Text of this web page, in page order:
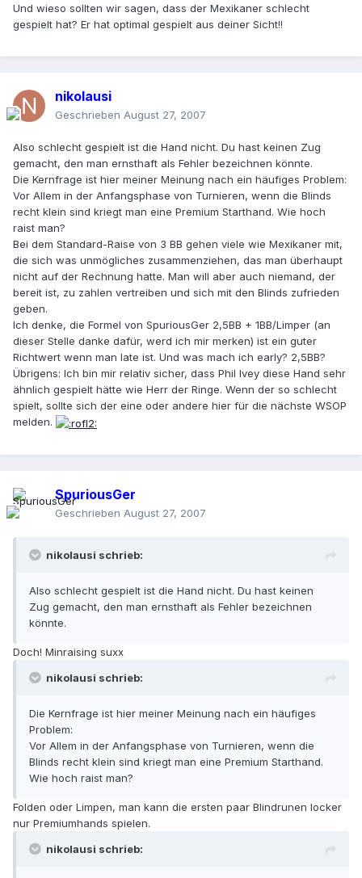
Und wieso sollten wir sagen, dass der Mexikaner schlecht
gespielt hat? Er hat optimal gespielt aus deiner Sicht!!
nikolausi
Geschrieben August 27, 2007
Also schlecht gespielt ist die Hand nicht. Du hast keinen Zug
gemacht, den man ernsthaft als Fehler bezeichnen könnte.
Die Kernfrage ist hier meiner Meinung nach ein häufiges Problem:
Vor Allem in der Anfangsphase von Turnieren, wenn die Blinds
recht klein sind kriegt man eine Premium Starthand. Wie hoch
raist man?
Bei dem Standard-Raise von 3 BB gehen viele wie Mexikaner mit,
die sich was unmögliches zusammenziehen, das man überhaupt
nicht auf der Rechnung hatte. Man will aber auch niemand, der
bereit ist, zu zahlen vertreiben und sich mit den Blinds zufrieden
geben.
Ich denke, die Formel von SpuriousGer 2,5BB + 1BB/Limper (an
dieser Stelle danke dafür, werd ich mir merken) ist ein guter
Richtwert wenn man late ist. Und was mach ich early? 2,5BB?
Übrigens: Ich bin mir relativ sicher, dass Phil Ivey diese Hand sehr
ähnlich gespielt hätte wie Herr der Ringe. Wenn der so schlecht
spielt, sollte sich der eine oder andere hier für die nächste WSOP
melden.
SpuriousGer
Geschrieben August 27, 2007
nikolausi schrieb:
Also schlecht gespielt ist die Hand nicht. Du hast keinen
Zug gemacht, den man ernsthaft als Fehler bezeichnen
könnte.
Doch! Minraising suxx
nikolausi schrieb:
Die Kernfrage ist hier meiner Meinung nach ein häufiges
Problem:
Vor Allem in der Anfangsphase von Turnieren, wenn die
Blinds recht klein sind kriegt man eine Premium Starthand.
Wie hoch raist man?
Folden oder Limpen, man kann die ersten paar Blindrunen locker
nur Premiumhands spielen.
nikolausi schrieb: